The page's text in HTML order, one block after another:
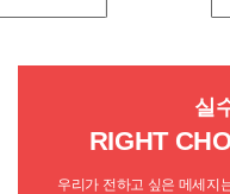
실
RIGHT
우리가 전하고 싶은 메세지